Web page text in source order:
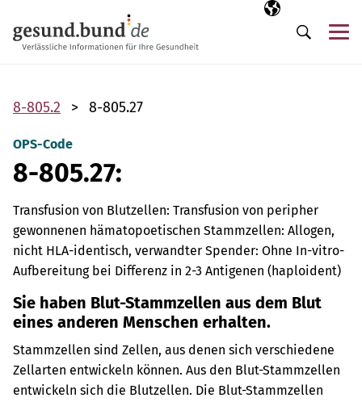
Ausgewählte
DE
Suche
8-805.2 8-805.27
OPS-Code
8-805.27:
Transfusion von Blutzellen: Transfusion von peripher
gewonnenen hämatopoetischen Stammzellen: Allogen,
nicht HLA-identisch, verwandter Spender: Ohne In-vitro-
Aufbereitung bei Differenz in 2-3 Antigenen (haploident)
Sie haben Blut-Stammzellen aus dem Blut
eines anderen Menschen erhalten.
Stammzellen sind Zellen, aus denen sich verschiedene
Zellarten entwickeln können. Aus den Blut-Stammzellen
entwickeln sich die Blutzellen. Die Blut-Stammzellen